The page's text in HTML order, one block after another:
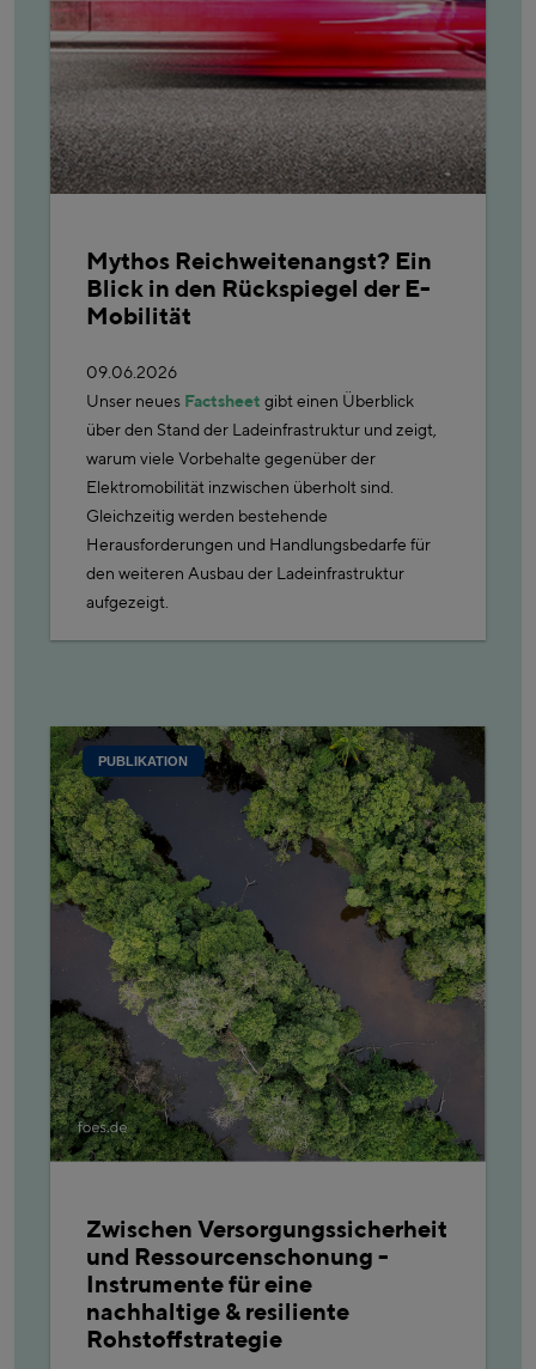
Mythos Reichweitenangst? Ein
Blick in den Rückspiegel der E-
Mobilität
09.06.2026
Unser neues Factsheet gibt einen Überblick
über den Stand der Ladeinfrastruktur und zeigt,
warum viele Vorbehalte gegenüber der
Elektromobilität inzwischen überholt sind.
Gleichzeitig werden bestehende
Herausforderungen und Handlungsbedarfe für
den weiteren Ausbau der Ladeinfrastruktur
aufgezeigt.
PUBLIKATION
Zwischen Versorgungssicherheit
und Ressourcenschonung -
Instrumente für eine
nachhaltige & resiliente
Rohstoffstrategie